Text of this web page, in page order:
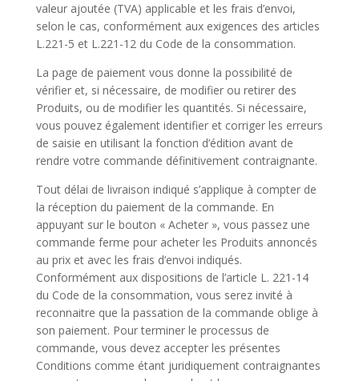
valeur ajoutée (TVA) applicable et les frais d’envoi,
selon le cas, conformément aux exigences des articles
L.221-5 et L.221-12 du Code de la consommation.
La page de paiement vous donne la possibilité de
vérifier et, si nécessaire, de modifier ou retirer des
Produits, ou de modifier les quantités. Si nécessaire,
vous pouvez également identifier et corriger les erreurs
de saisie en utilisant la fonction d’édition avant de
rendre votre commande définitivement contraignante.
Tout délai de livraison indiqué s’applique à compter de
la réception du paiement de la commande. En
appuyant sur le bouton « Acheter », vous passez une
commande ferme pour acheter les Produits annoncés
au prix et avec les frais d’envoi indiqués.
Conformément aux dispositions de l’article L. 221-14
du Code de la consommation, vous serez invité à
reconnaitre que la passation de la commande oblige à
son paiement. Pour terminer le processus de
commande, vous devez accepter les présentes
Conditions comme étant juridiquement contraignantes